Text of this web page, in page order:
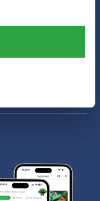
waterpark van de